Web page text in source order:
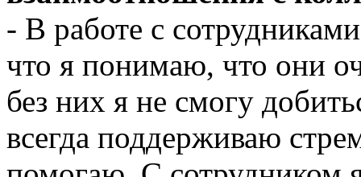
- В работе с
что я понимаю, что они
без них я не смогу
всегда поддерживаю